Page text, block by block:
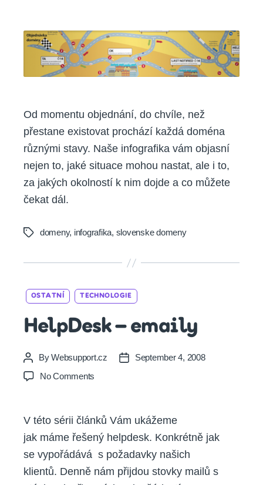
cyklus
.sk
domén
Od momentu objednání, do chvíle, než
přestane existovat prochází každá doména
různými stavy. Naše infografika vám objasní
nejen to, jaké situace mohou nastat, ale i to,
za jakých okolností k nim dojde a co můžete
čekat dál.
Tagsdomeny, infografika, slovenske domeny
Categories
OSTATNÍ TECHNOLOGIE
HelpDesk – emaily
Post
author
ByWebsupport.cz
PostSeptember 4, 2008
No Comments
emaily
V této sérii článků Vám ukážeme
jak máme řešený helpdesk. Konkrétně jak
se vypořádává s požadavky našich
klientů. Denně nám přijdou stovky mailů s